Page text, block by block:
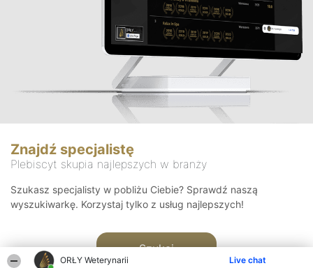
ORŁY Weterynarii Live chat
Znajdź specjalistę
Plebiscyt skupia najlepszych w branży
Szukasz specjalisty w pobliżu Ciebie? Sprawdź naszą
wyszukiwarkę. Korzystaj tylko z usług najlepszych!
Szukaj